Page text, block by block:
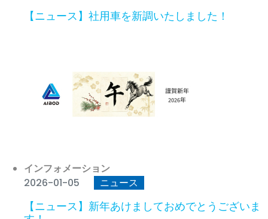
【ニュース】社用車を新調いたしました！
インフォメーション
2026-01-05
ニュース
【ニュース】新年あけましておめでとうございま